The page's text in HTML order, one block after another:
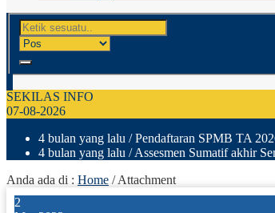
SEKILAS INFO
07-08-2026
4 bulan yang lalu / Pendaftaran SPMB TA
4 bulan yang lalu / Assesmen Sumatif akhir
Anda ada di : Home / Attachment
2